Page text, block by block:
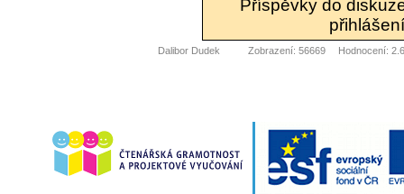
Příspěvky do
Dalibor Dudek Zobrazení: 56669 Hodnocení: